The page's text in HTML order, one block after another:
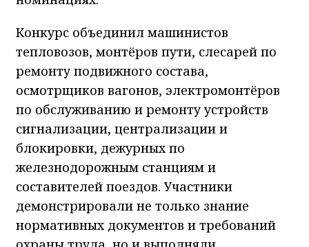
Конкурс объединил машинистов
тепловозов, монтёров пути, слесарей по
ремонту подвижного состава,
осмотрщиков вагонов, электромонтёров
по обслуживанию и ремонту устройств
сигнализации, централизации и
блокировки, дежурных по
железнодорожным станциям и
составителей поездов. Участники
демонстрировали не только знание
нормативных документов и требований